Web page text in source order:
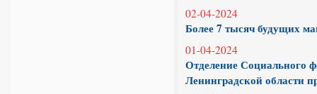
02-04-2024
Более 7 тысяч будущих
01-04-2024
Отделение Социального
Ленинградской области